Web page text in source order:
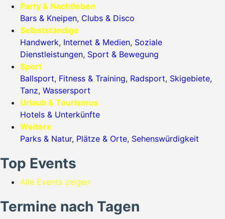
Party & Nachtleben
Bars & Kneipen, Clubs & Disco
Selbstständige
Handwerk, Internet & Medien, Soziale
Dienstleistungen, Sport & Bewegung
Sport
Ballsport, Fitness & Training, Radsport, Skigebiete,
Tanz, Wassersport
Urlaub & Tourismus
Hotels & Unterkünfte
Weitere
Parks & Natur, Plätze & Orte, Sehenswürdigkeit
Top Events
Alle Events zeigen
Termine nach Tagen